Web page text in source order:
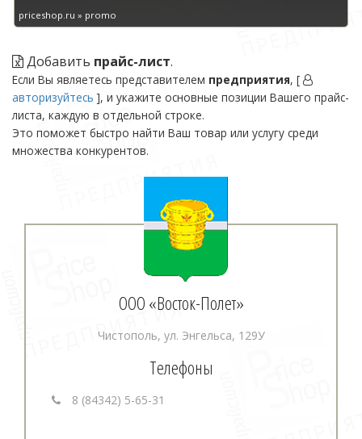
priceshop.ru » promo
Добавить прайс-лист.
Если Вы являетесь представителем предприятия, [
авторизуйтесь ], и укажите основные позиции Вашего прайс-
листа, каждую в отдельной строке.
Это поможет быстро найти Ваш товар или услугу среди
множества конкурентов.
ООО «Восток-Полет»
Чистополь, ул. Энгельса, 129У
Телефоны
8 (84342) 5-65-31